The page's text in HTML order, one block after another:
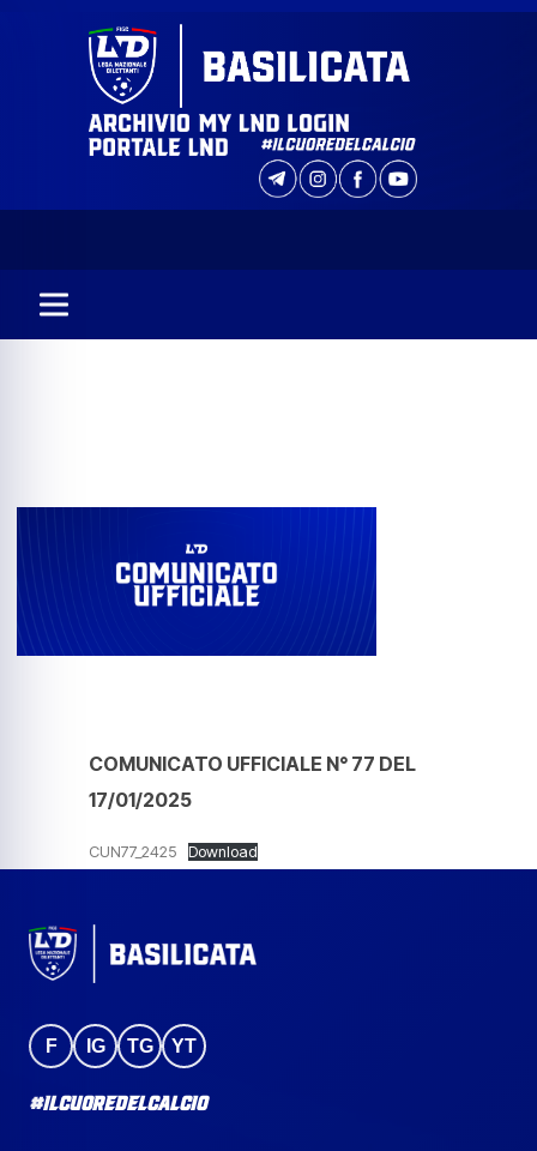
COMUNICATO UFFICIALE N° 77 DEL
17/01/2025
CUN77_2425 Download
F IG TG YT
#IlCuoreDelCalcio